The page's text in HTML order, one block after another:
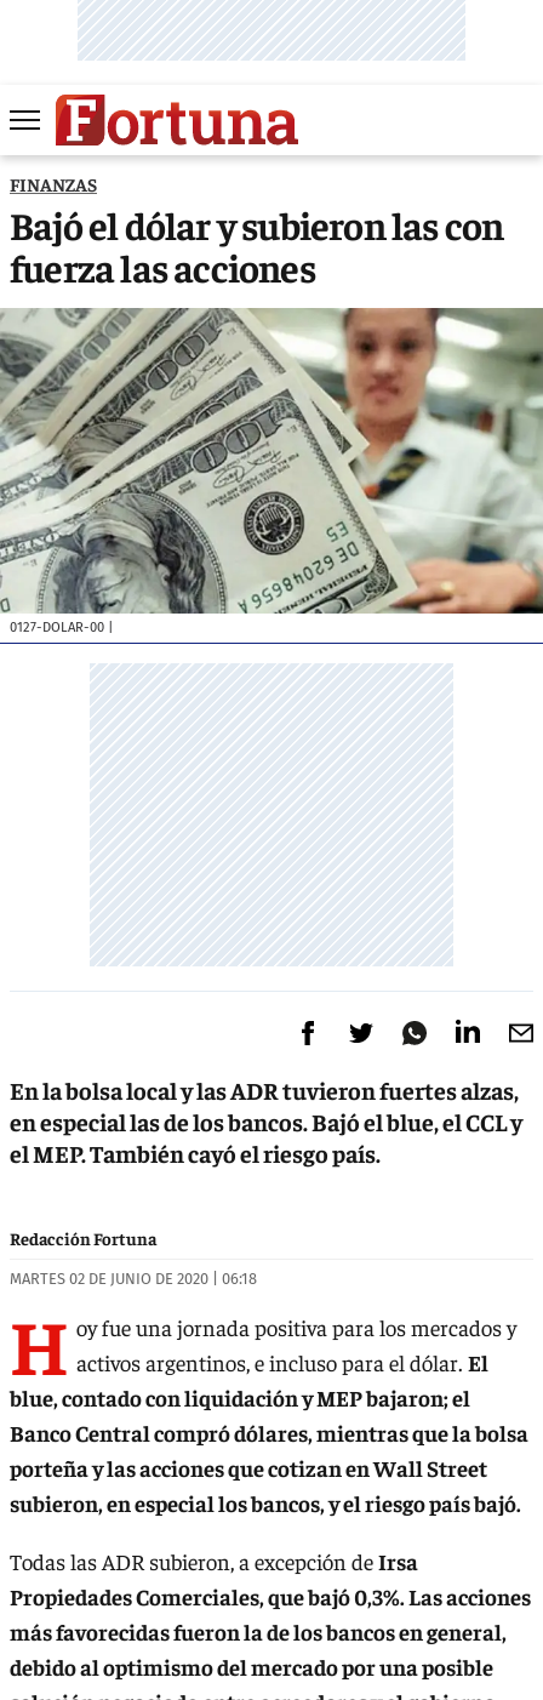
FINANZAS
Bajó el dólar y subieron las con
fuerza las acciones
0127-DOLAR-00
En la bolsa local y las ADR tuvieron fuertes alzas,
en especial las de los bancos. Bajó el blue, el CCL y
el MEP. También cayó el riesgo país.
Redacción Fortuna
MARTES 02 DE JUNIO DE 2020 | 06:18
H oy fue una jornada positiva para los mercados y
activos argentinos, e incluso para el dólar. El
blue, contado con liquidación y MEP bajaron; el
Banco Central compró dólares, mientras que la bolsa
porteña y las acciones que cotizan en Wall Street
subieron, en especial los bancos, y el riesgo país bajó.
Todas las ADR subieron, a excepción deIrsa
Propiedades Comerciales, que bajó 0,3%. Las acciones
más favorecidas fueron la de los bancos en general,
debido al optimismo del mercado por una posible